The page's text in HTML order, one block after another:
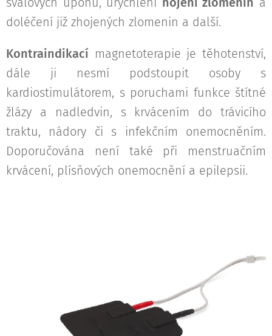
doléčení již zhojených zlomenin a další.
Kontraindikací magnetoterapie je těhotenství,
dále ji nesmí podstoupit osoby s
kardiostimulátorem, s poruchami funkce štítné
žlázy a nadledvin, s krvácením do trávicího
traktu, nádory či s infekčním onemocněním.
Doporučována není také při menstruačním
krvácení, plísňových onemocnění a epilepsii.